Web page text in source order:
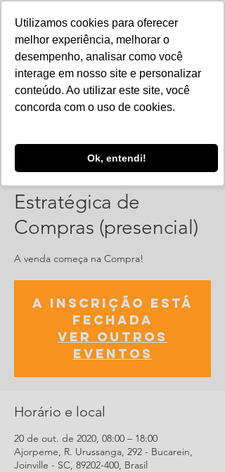
Utilizamos cookies para oferecer
melhor experiência, melhorar o
desempenho, analisar como você
interage em nosso site e personalizar
conteúdo. Ao utilizar este site, você
concorda com o uso de cookies.
Ok, entendi!
Curso - Gestão
Estratégica de
Compras (presencial)
A venda começa na Compra!
A inscrição está
fechada
Ver outros
eventos
Horário e local
20 de out. de 2020, 08:00 – 18:00
Ajorpeme, R. Urussanga, 292 - Bucarein,
Joinville - SC, 89202-400, Brasil